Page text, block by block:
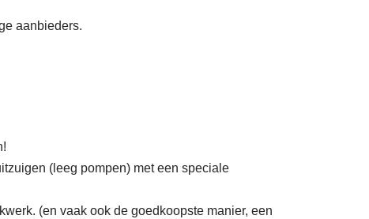
aanbieders.
(leeg pompen) met een speciale
(en vaak ook de goedkoopste manier, een